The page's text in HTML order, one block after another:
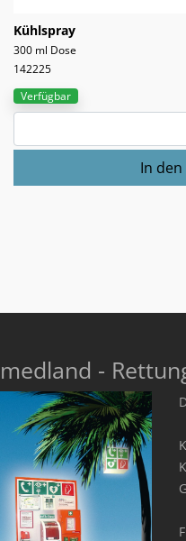
Kühlspray
300 ml Dose
142225
Verfügbar
medland -